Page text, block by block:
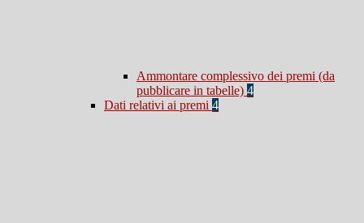
Ammontare complessivo dei premi (da
pubblicare in tabelle) 4
Dati relativi ai premi 4